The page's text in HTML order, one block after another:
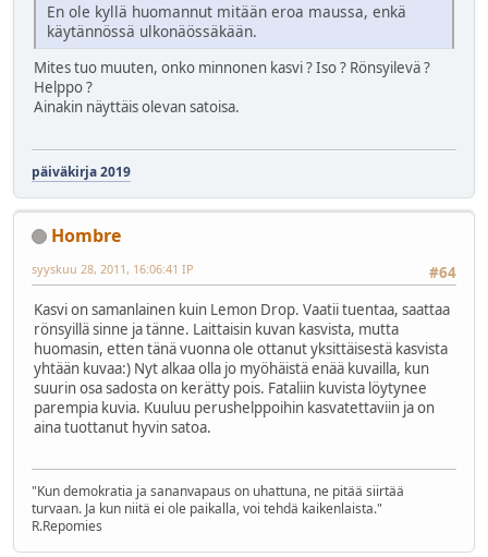
En ole kyllä huomannut mitään eroa maussa, enkä
käytännössä ulkonäössäkään.
Mites tuo muuten, onko minnonen kasvi ? Iso ? Rönsyilevä ?
Helppo ?
Ainakin näyttäis olevan satoisa.
päiväkirja 2019
Hombre
#64
syyskuu 28, 2011, 16:06:41 IP
Kasvi on samanlainen kuin Lemon Drop. Vaatii tuentaa, saattaa
rönsyillä sinne ja tänne. Laittaisin kuvan kasvista, mutta
huomasin, etten tänä vuonna ole ottanut yksittäisestä kasvista
yhtään kuvaa:) Nyt alkaa olla jo myöhäistä enää kuvailla, kun
suurin osa sadosta on kerätty pois. Fataliin kuvista löytynee
parempia kuvia. Kuuluu perushelppoihin kasvatettaviin ja on
aina tuottanut hyvin satoa.
"Kun demokratia ja sananvapaus on uhattuna, ne pitää siirtää
turvaan. Ja kun niitä ei ole paikalla, voi tehdä kaikenlaista."
R.Repomies